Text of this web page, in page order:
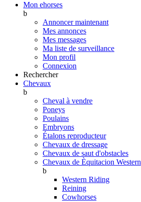
Mon ehorses
b
Annoncer maintenant
Mes annonces
Mes messages
Ma liste de surveillance
Mon profil
Connexion
Rechercher
Chevaux
b
Cheval à vendre
Poneys
Poulains
Embryons
Étalons reproducteur
Chevaux de dressage
Chevaux de saut d'obstacles
Chevaux de Èquitacion Western
b
Western Riding
Reining
Cowhorses